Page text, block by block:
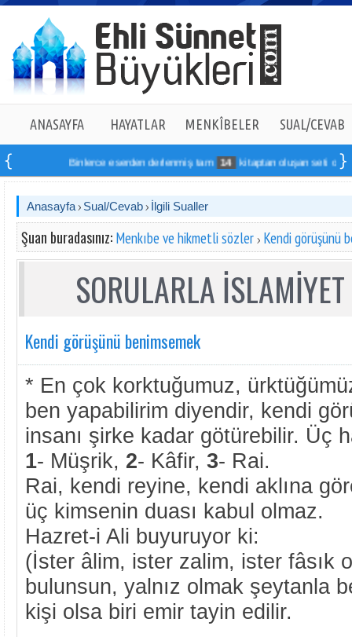
ANASAYFA HAYATLAR MENKÎBELER SUAL/CEVAB
Binlerce eserden derlenmiş tam 14 kitaptan oluşan seti online
Anasayfa Sual/Cevab İlgili Sualler
Şuan buradasınız: Menkıbe ve hikmetli sözler Kendi görüşünü
SORULARLA
Kendi görüşünü benimsemek
* En çok korktuğumuz,
ben yapabilirim diyendir, kendi
insanı şirke kadar götürebilir. Üç
1- Müşrik, 2- Kâfir, 3- Rai.
Rai, kendi reyine, kendi aklına
üç kimsenin duası kabul olmaz.
Hazret-i Ali buyuruyor ki:
(İster âlim, ister zalim, ister fâsık
bulunsun, yalnız olmak şeytanla
kişi olsa biri emir tayin edilir.